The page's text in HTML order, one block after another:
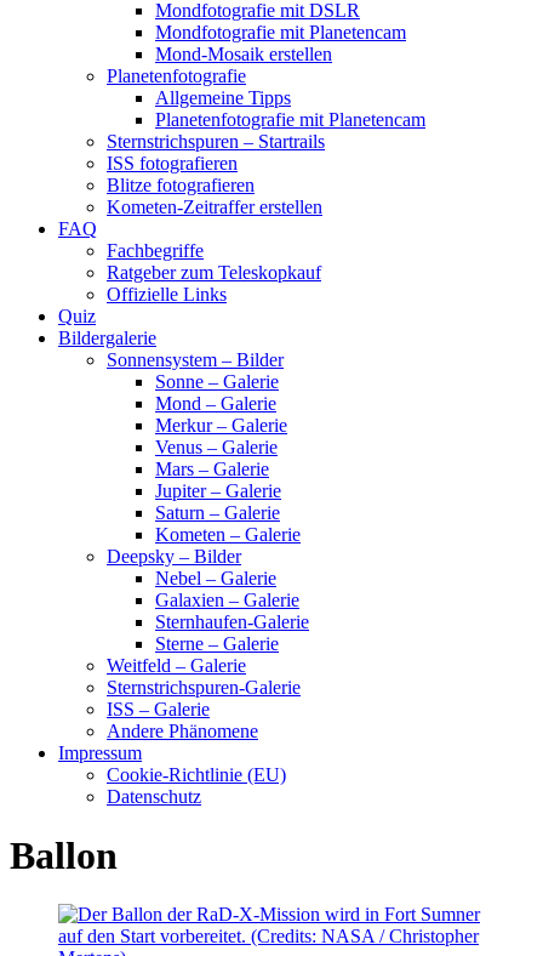
Mondfotografie mit DSLR
Mondfotografie mit Planetencam
Mond-Mosaik erstellen
Planetenfotografie
Allgemeine Tipps
Planetenfotografie mit Planetencam
Sternstrichspuren – Startrails
ISS fotografieren
Blitze fotografieren
Kometen-Zeitraffer erstellen
FAQ
Fachbegriffe
Ratgeber zum Teleskopkauf
Offizielle Links
Quiz
Bildergalerie
Sonnensystem – Bilder
Sonne – Galerie
Mond – Galerie
Merkur – Galerie
Venus – Galerie
Mars – Galerie
Jupiter – Galerie
Saturn – Galerie
Kometen – Galerie
Deepsky – Bilder
Nebel – Galerie
Galaxien – Galerie
Sternhaufen-Galerie
Sterne – Galerie
Weitfeld – Galerie
Sternstrichspuren-Galerie
ISS – Galerie
Andere Phänomene
Impressum
Cookie-Richtlinie (EU)
Datenschutz
Ballon